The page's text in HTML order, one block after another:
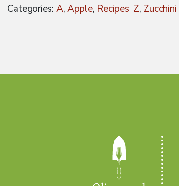
Categories: A, Apple, Recipes, Z, Zucchini